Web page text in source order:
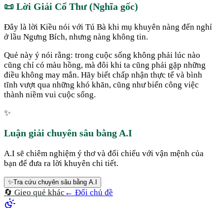
📜 Lời Giải Cổ Thư (Nghĩa gốc)
Đây là lời Kiều nói với Tú Bà khi mụ khuyên nàng đến nghỉ
ở lầu Ngưng Bích, nhưng nàng không tin.
Quẻ này ý nói rằng: trong cuộc sống không phải lúc nào
cũng chỉ có màu hồng, mà đôi khi ta cũng phải gặp những
điều không may mắn. Hãy biết chấp nhận thực tế và bình
tĩnh vượt qua những khó khăn, cũng như biến công việc
thành niềm vui cuộc sống.
✨
Luận giải chuyên sâu bằng A.I
A.I sẽ chiêm nghiệm ý thơ và đối chiếu với vận mệnh của
bạn để đưa ra lời khuyên chi tiết.
✨Tra cứu chuyên sâu bằng A.I
🔄 Gieo quẻ khác ← Đổi chủ đề